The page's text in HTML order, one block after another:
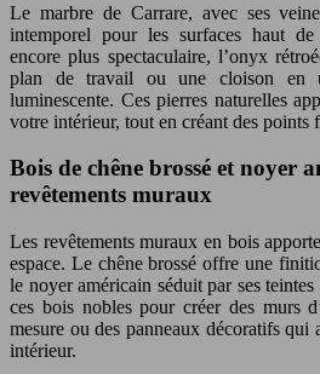
Le marbre de Carrare, avec ses
intemporel pour les surfaces haut
encore plus spectaculaire, l’onyx
plan de travail ou une cloison en
luminescente. Ces pierres naturelles
votre intérieur, tout en créant des points
Bois de chêne brossé et noyer
revêtements muraux
Les revêtements muraux en bois
espace. Le chêne brossé offre une
le noyer américain séduit par ses
ces bois nobles pour créer des murs
mesure ou des panneaux décoratifs qui
intérieur.